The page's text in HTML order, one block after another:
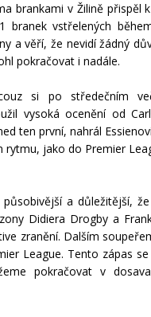
brankami v Žilině přispěl
branek vstřelených
a věří, že nevidí žádný
pokračovat i nadále.
si po středečním
vysoká ocenění od
ten první, nahrál
rytmu, jako do Premier
a důležitější,
Didiera Drogby a
zranění. Dalším
League. Tento zápas
pokračovat v